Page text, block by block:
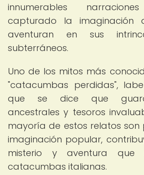
innumerables
capturado la imaginación
aventuran en sus
subterráneos.
Uno de los mitos más
"catacumbas perdidas",
que se dice que
ancestrales y tesoros
mayoría de estos relatos
imaginación popular,
misterio y aventura
catacumbas italianas.